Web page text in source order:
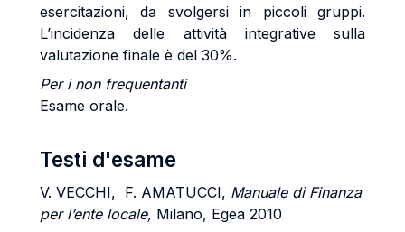
esercitazioni, da svolgersi in piccoli gruppi.
L’incidenza delle attività integrative sulla
valutazione finale è del 30%.
Per i non frequentanti
Esame orale.
Testi d'esame
V. VECCHI, F. AMATUCCI, Manuale di Finanza
per l’ente locale, Milano, Egea 2010